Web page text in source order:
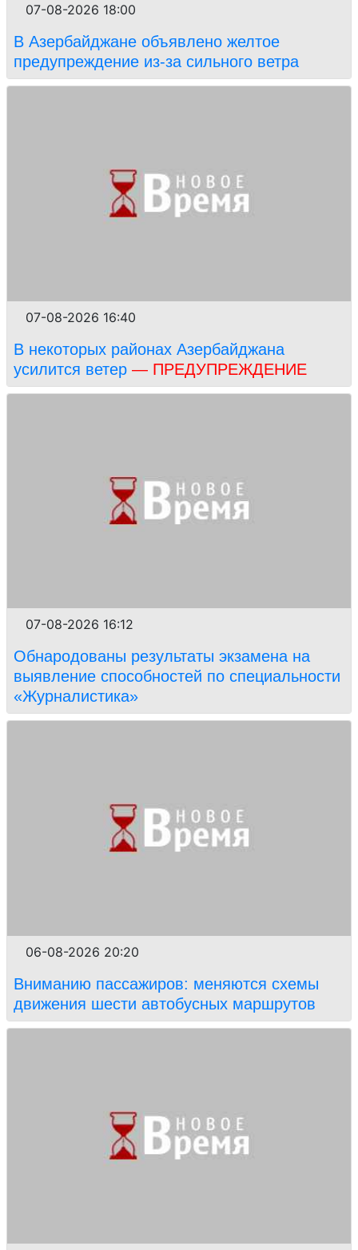
07-08-2026 18:00
В Азербайджане объявлено желтое
предупреждение из-за сильного ветра
07-08-2026 16:40
В некоторых районах Азербайджана
усилится ветер — ПРЕДУПРЕЖДЕНИЕ
07-08-2026 16:12
Обнародованы результаты экзамена на
выявление способностей по специальности
«Журналистика»
06-08-2026 20:20
Вниманию пассажиров: меняются схемы
движения шести автобусных маршрутов